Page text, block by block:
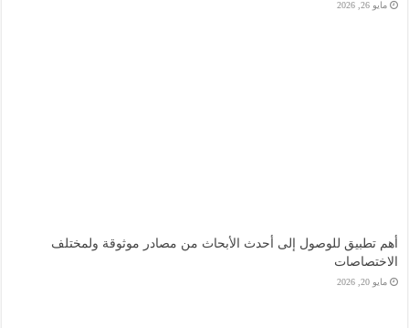
مايو 26, 2026
أهم تطبيق للوصول إلى أحدث الأبحاث من مصادر موثوقة ولمختلف
الاختصاصات
مايو 20, 2026